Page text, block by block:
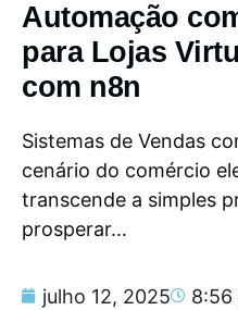
Automação
para Lojas
com n8n
Sistemas de Vendas
cenário do comércio
transcende a simples
prosperar...
julho 12, 2025 8:56